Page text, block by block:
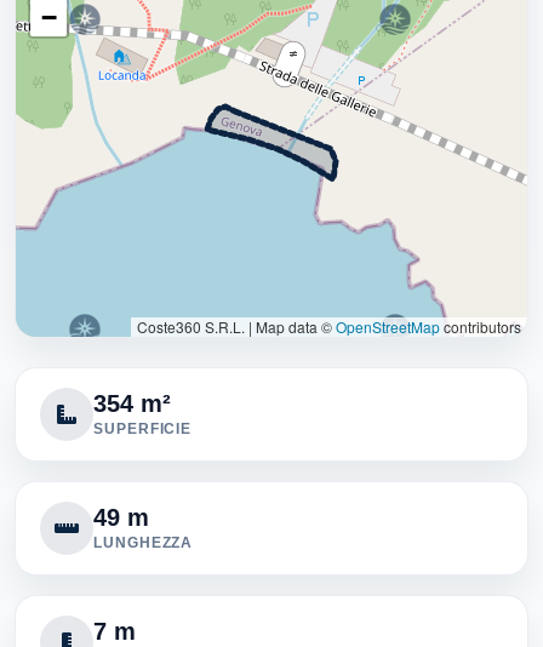
−
Coste360 S.R.L. | Map data ©OpenStreetMapcontributors
354 m²
SUPERFICIE
49 m
LUNGHEZZA
7 m